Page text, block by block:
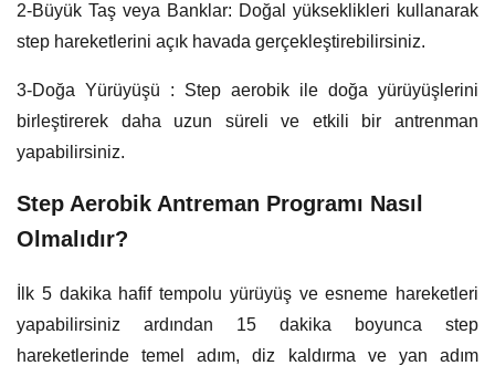
2-Büyük Taş veya Banklar: Doğal yükseklikleri kullanarak
step hareketlerini açık havada gerçekleştirebilirsiniz.
3-Doğa Yürüyüşü : Step aerobik ile doğa yürüyüşlerini
birleştirerek daha uzun süreli ve etkili bir antrenman
yapabilirsiniz.
Step Aerobik Antreman Programı Nasıl
Olmalıdır?
İlk 5 dakika hafif tempolu yürüyüş ve esneme hareketleri
yapabilirsiniz ardından 15 dakika boyunca step
hareketlerinde temel adım, diz kaldırma ve yan adım